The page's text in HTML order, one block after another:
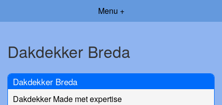
Menu +
Dakdekker Breda
Dakdekker Breda
Dakdekker Made met expertise